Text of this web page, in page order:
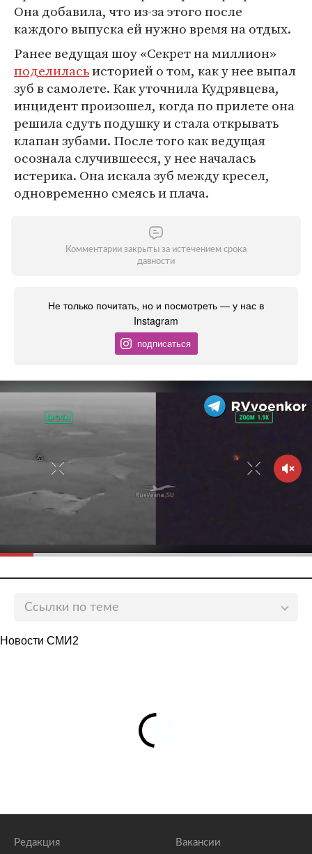
Она добавила, что из-за этого после
каждого выпуска ей нужно время на отдых.
Ранее ведущая шоу «Секрет на миллион»
поделиласьисторией о том, как у нее выпал
зуб в самолете. Как уточнила Кудрявцева,
инцидент произошел, когда по прилете она
решила сдуть подушку и стала открывать
клапан зубами. После того как ведущая
осознала случившееся, у нее началась
истерика. Она искала зуб между кресел,
одновременно смеясь и плача.
Комментарии закрыты за истечением срока
давности
Не только почитать, но и посмотреть — у нас в
Instagram
подписаться
Ссылки по теме
«Секрет на миллион» Пригожину
Кудрявцева вспомнила об угнанном у нее
Новости СМИ2
Редакция Вакансии